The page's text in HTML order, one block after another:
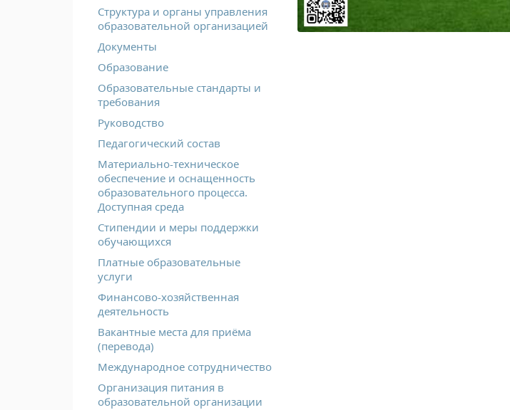
Структура и органы управления
образовательной организацией
Документы
Образование
Образовательные стандарты и
требования
Руководство
Педагогический состав
Материально-техническое
обеспечение и оснащенность
образовательного процесса.
Доступная среда
Стипендии и меры поддержки
обучающихся
Платные образовательные
услуги
Финансово-хозяйственная
деятельность
Вакантные места для приёма
(перевода)
Международное сотрудничество
Организация питания в
образовательной организации